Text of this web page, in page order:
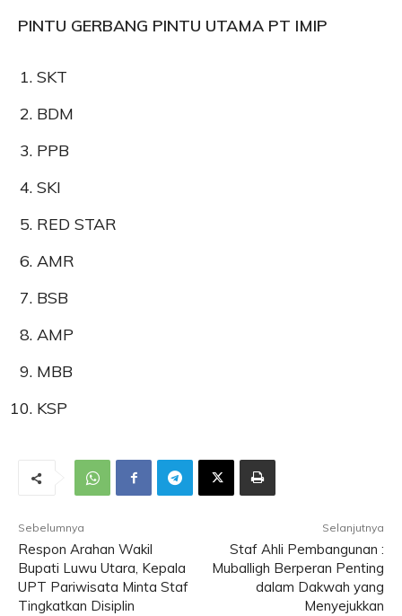
PINTU GERBANG PINTU UTAMA PT IMIP
SKT
BDM
PPB
SKI
RED STAR
AMR
BSB
AMP
MBB
KSP
Sebelumnya
Respon Arahan Wakil
Bupati Luwu Utara, Kepala
UPT Pariwisata Minta Staf
Tingkatkan Disiplin
Selanjutnya
Staf Ahli Pembangunan :
Muballigh Berperan Penting
dalam Dakwah yang
Menyejukkan